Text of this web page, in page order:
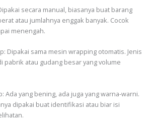
secara manual, biasanya buat barang
atau jumlahnya enggak banyak. Cocok
menengah.
Dipakai sama mesin wrapping otomatis. Jenis
pabrik atau gudang besar yang volume
Ada yang bening, ada juga yang warna-warni.
dipakai buat identifikasi atau biar isi